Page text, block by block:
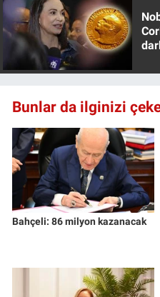
Bunlar da ilginizi
Bahçeli: 86 milyon kazanacak